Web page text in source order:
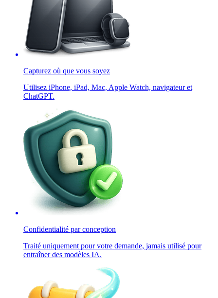
Capturez où que vous soyez
Utilisez iPhone, iPad, Mac, Apple Watch, navigateur et
ChatGPT.
Confidentialité par conception
Traité uniquement pour votre demande, jamais utilisé pour
entraîner des modèles IA.